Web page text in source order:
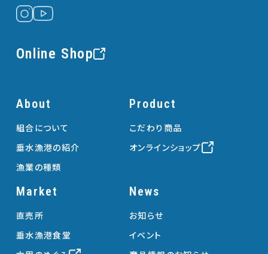
Online Shop
About
組合について
垂水漁港の紹介
漁業の種類
Product
こだわり商品
オンラインショップ
Market
直売所
垂水漁港食堂
News
お知らせ
イベント